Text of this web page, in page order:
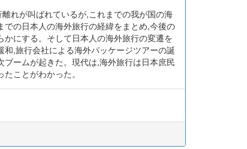
れが叫ばれているが,これまでの我が国の海
の日本人の海外旅行の経緯をまとめ,今後の
にする。そして日本人の海外旅行の変遷を
,旅行会社による海外パッケージツアーの誕
ームが起きた。現代は,海外旅行は日本庶民
ことがわかった。